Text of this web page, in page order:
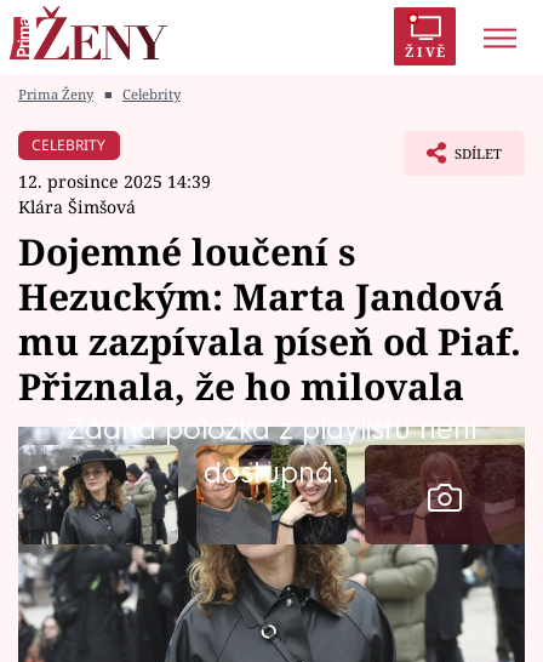
ŽIVĚ
Módní alarm
Témata
Celebrity
Vztahy
Seriály
Horoskopy
Sledujte prima+
Prima Ženy ■ Celebrity
CELEBRITY
12. prosince 2025 14:39
Klára Šimšová
SDÍLET
Dojemné loučení s
Hezuckým: Marta Jandová
mu zazpívala píseň od Piaf.
Přiznala, že ho milovala
Žádná položka z playlistu není
dostupná.
Páteční rozloučení s Patrikem Hezuckým (†55)
v rádiu probíhalo za účasti mnoha známých